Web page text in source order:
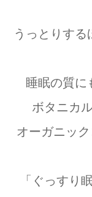
うっとりする
睡眠の質に
ボタニカ
オーガニッ
「ぐっすり